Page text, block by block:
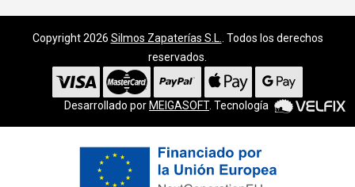
Copyright 2026 Silmos Zapaterías S.L.
. Todos los derechos
reservados.
Desarrollado por MEIGASOFT. Tecnología